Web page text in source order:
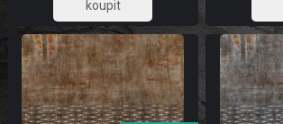
5 123,97